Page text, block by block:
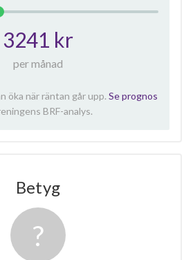
3241 kr
per månad
öka när räntan går upp. Se prognos
BRF-analys.
Betyg